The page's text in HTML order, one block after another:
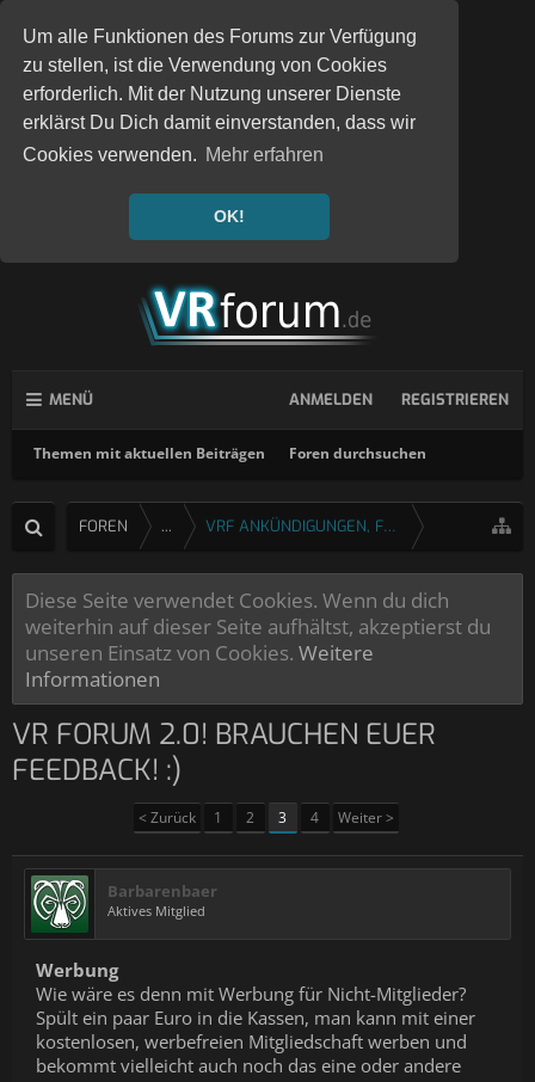
Um alle Funktionen des Forums zur Verfügung
zu stellen, ist die Verwendung von Cookies
erforderlich. Mit der Nutzung unserer Dienste
erklärst Du Dich damit einverstanden, dass wir
Cookies verwenden. Mehr erfahren
OK!
MENÜ
Themen mit aktuellen Beiträgen Foren durchsuchen
ANMELDEN REGISTRIEREN
FOREN ... VRF ANKÜNDIGUNGEN, FEEDBACK & FRAGEN
Diese Seite verwendet Cookies. Wenn du dich
weiterhin auf dieser Seite aufhältst, akzeptierst du
unseren Einsatz von Cookies. Weitere
Informationen
VR FORUM 2.0! BRAUCHEN EUER
FEEDBACK! :)
< Zurück 1 2 3 4 Weiter >
Barbarenbaer
Aktives Mitglied
Werbung
Wie wäre es denn mit Werbung für Nicht-Mitglieder?
Spült ein paar Euro in die Kassen, man kann mit einer
kostenlosen, werbefreien Mitgliedschaft werben und
bekommt vielleicht auch noch das eine oder andere